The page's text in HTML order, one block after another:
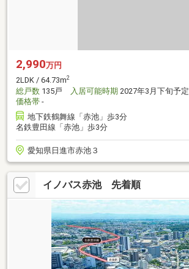
2,990万円
2LDK / 64.73m2
総戸数 135戸 入居可能時期 2027年3月下旬予定
価格帯 -
地下鉄鶴舞線「赤池」歩3分
名鉄豊田線「赤池」歩3分
愛知県日進市赤池３
イノバス赤池 先着順